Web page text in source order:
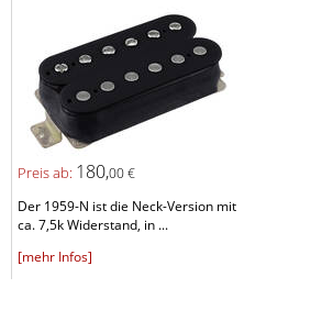
Preis ab: 180,00 €
Der 1959-N ist die Neck-Version mit
ca. 7,5k Widerstand, in ...
[mehr Infos]